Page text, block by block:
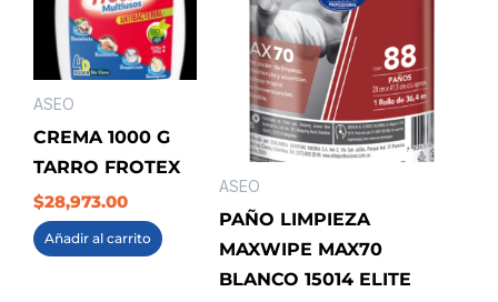
ASEO
CREMA 1000 G
TARRO FROTEX
$28,973.00
Añadir al carrito
ASEO
PAÑO LIMPIEZA
MAXWIPE MAX70
BLANCO 15014 ELITE